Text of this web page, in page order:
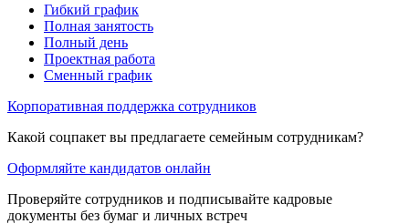
Гибкий график
Полная занятость
Полный день
Проектная работа
Сменный график
Корпоративная поддержка сотрудников
Какой соцпакет вы предлагаете семейным сотрудникам?
Оформляйте кандидатов онлайн
Проверяйте сотрудников и подписывайте кадровые
документы без бумаг и личных встреч